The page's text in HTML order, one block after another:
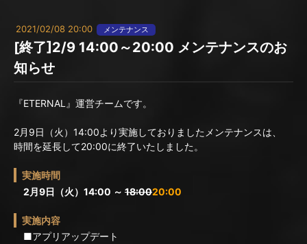
2021/02/08 20:00 メンテナンス
[終了]2/9 14:00～20:00 メンテナンスのお
知らせ
『ETERNAL』運営チームです。
2月9日（火）14:00より実施しておりましたメンテナンスは、
時間を延長して20:00に終了いたしました。
実施時間
2月9日（火）14:00 ～ 18:0020:00
実施内容
■アプリアップデート